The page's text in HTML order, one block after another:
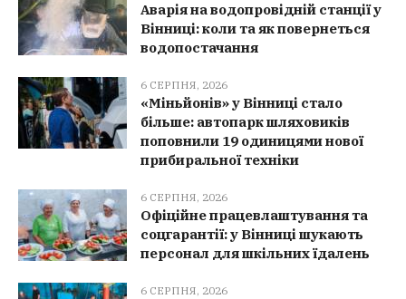
Аварія на водопровідній станції у
Вінниці: коли та як повернеться
водопостачання
6 СЕРПНЯ, 2026
«Міньйонів» у Вінниці стало
більше: автопарк шляховиків
поповнили 19 одиницями нової
прибиральної техніки
6 СЕРПНЯ, 2026
Офіційне працевлаштування та
соцгарантії: у Вінниці шукають
персонал для шкільних їдалень
6 СЕРПНЯ, 2026